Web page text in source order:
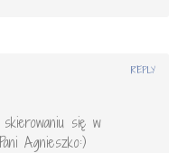
się w
Agnieszko:)
REPLY